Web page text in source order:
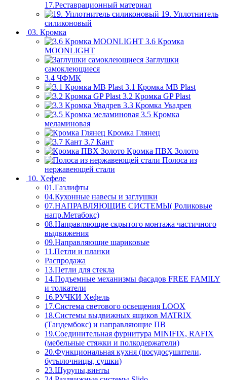
17.Реставрационный материал
19. Уплотнитель
силиконовый
03. Кромка
3.6 Кромка
MOONLIGHT
Заглушки
самоклеющиеся
3.4 ЧФМК
3.1 Кромка MB Plast
3.2 Кромка GP Plast
3.3 Кромка Увадрев
3.5 Кромка
меламиновая
Кромка Глянец
3.7 Кант
Кромка ПВХ Золото
Полоса из
нержавеющей стали
10. Хефеле
01.Газлифты
04.Кухонные навесы и заглушки
07.НАПРАВЛЯЮЩИЕ СИСТЕМЫ( Роликовые
напр.Метабокс)
08.Направляющие скрытого монтажа частичного
выдвижения
09.Направляющие шариковые
11.Петли и планки
Распродажа
13.Петли для стекла
14.Подъемные механизмы фасадов FREE FAMILY
и толкатели
16.РУЧКИ Хефель
17.Система светового освещения LOOX
18.Системы выдвижных ящиков MATRIX
(Тандембокс) и направляющие ПВ
19.Соединительная фурнитура MINIFIX, RAFIX
(мебельные стяжки и полкодержатели)
20.Функциональная кухня (посудосушители,
бутылочницы, сушки)
23.Шурупы,винты